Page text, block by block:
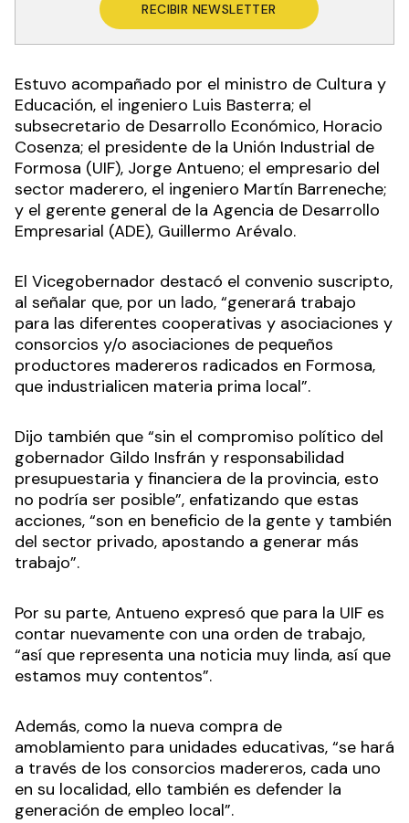
RECIBIR NEWSLETTER
Estuvo acompañado por el ministro de Cultura y
Educación, el ingeniero Luis Basterra; el
subsecretario de Desarrollo Económico, Horacio
Cosenza; el presidente de la Unión Industrial de
Formosa (UIF), Jorge Antueno; el empresario del
sector maderero, el ingeniero Martín Barreneche;
y el gerente general de la Agencia de Desarrollo
Empresarial (ADE), Guillermo Arévalo.
El Vicegobernador destacó el convenio suscripto,
al señalar que, por un lado, “generará trabajo
para las diferentes cooperativas y asociaciones y
consorcios y/o asociaciones de pequeños
productores madereros radicados en Formosa,
que industrialicen materia prima local”.
Dijo también que “sin el compromiso político del
gobernador Gildo Insfrán y responsabilidad
presupuestaria y financiera de la provincia, esto
no podría ser posible”, enfatizando que estas
acciones, “son en beneficio de la gente y también
del sector privado, apostando a generar más
trabajo”.
Por su parte, Antueno expresó que para la UIF es
contar nuevamente con una orden de trabajo,
“así que representa una noticia muy linda, así que
estamos muy contentos”.
Además, como la nueva compra de
amoblamiento para unidades educativas, “se hará
a través de los consorcios madereros, cada uno
en su localidad, ello también es defender la
generación de empleo local”.